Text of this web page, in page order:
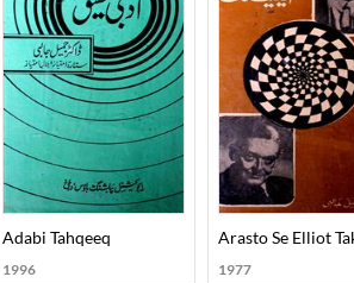
पर भी उल्लेखनीय कार्य किया, विशेषकर
हैं।
के धनी थे। वे एक साथ शोधकर्ता,
दी और शोध के मानकों को ऊँचा किया।
में उनका निधन हुआ।
Adabi Tahqeeq
1996
Arasto Se Elliot
1977